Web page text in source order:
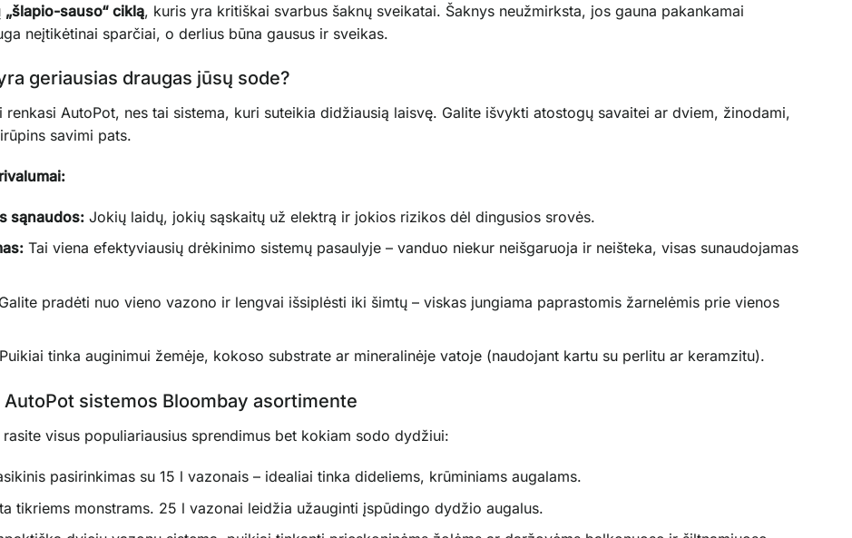
„šlapio-sauso“ ciklą, kuris yra kritiškai svarbus šaknų sveikatai. Šaknys neužmirksta, jos gauna pakankamai
neįtikėtinai sparčiai, o derlius būna gausus ir sveikas.
geriausias draugas jūsų sode?
renkasi AutoPot, nes tai sistema, kuri suteikia didžiausią laisvę. Galite išvykti atostogų savaitei ar dviem, žinodami,
savimi pats.
sąnaudos: Jokių laidų, jokių sąskaitų už elektrą ir jokios rizikos dėl dingusios srovės.
Tai viena efektyviausių drėkinimo sistemų pasaulyje – vanduo niekur neišgaruoja ir neišteka, visas sunaudojamas
Galite pradėti nuo vieno vazono ir lengvai išsiplėsti iki šimtų – viskas jungiama paprastomis žarnelėmis prie vienos
Puikiai tinka auginimui žemėje, kokoso substrate ar mineralinėje vatoje (naudojant kartu su perlitu ar keramzitu).
sistemos Bloombay asortimente
visus populiariausius sprendimus bet kokiam sodo dydžiui:
pasirinkimas su 15 l vazonais – idealiai tinka dideliems, krūminiams augalams.
tikriems monstrams. 25 l vazonai leidžia užauginti įspūdingo dydžio augalus.